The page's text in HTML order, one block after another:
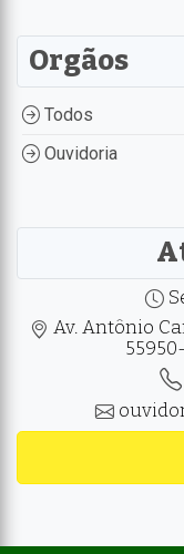
Orgãos
Todos
Ouvidoria
Av. Antônio